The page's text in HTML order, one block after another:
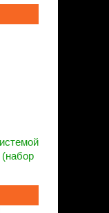
(набор